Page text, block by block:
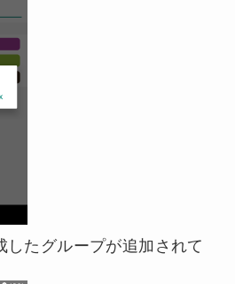
したグループが追加されて